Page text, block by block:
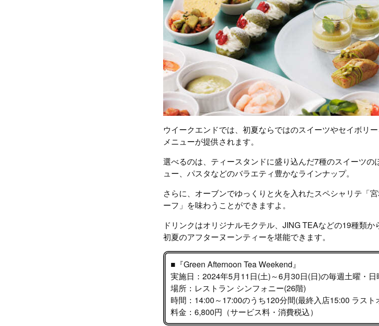
ウイークエンドでは、初夏ならではのスイーツやセイボリ
メニューが提供されます。
選べるのは、ティースタンドに盛り込んだ7種のスイーツ
ュー、パスタなどのバラエティ豊かなラインナップ。
さらに、オーブンでゆっくりと火を入れたスペシャリテ「
ーフ」を味わうことができますよ。
ドリンクはオリジナルモクテル、JING TEAなどの19種類
初夏のアフターヌーンティーを堪能できます。
■『Green Afternoon Tea Weekend』
実施日：2024年5月11日(土)～6月30日(日)の毎週土曜・日
場所：レストラン シンフォニー(26階)
時間：14:00～17:00のうち120分間(最終入店15:00 ラスト
料金：6,800円（サービス料・消費税込）